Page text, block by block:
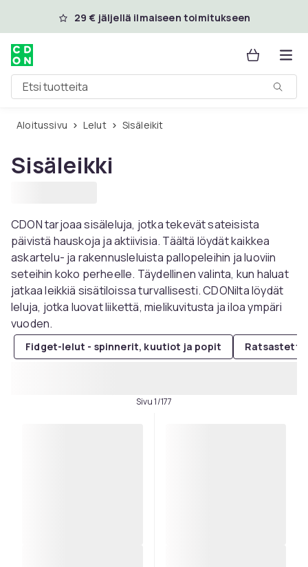
Ohita ja siirry pääsisältöön
29 € jäljellä ilmaiseen toimitukseen
Etsi tuotteita
Aloitussivu Lelut Sisäleikit
Sisäleikki
CDON tarjoaa sisäleluja, jotka tekevät sateisista
päivistä hauskoja ja aktiivisia. Täältä löydät kaikkea
askartelu- ja rakennusleluista pallopeleihin ja luoviin
seteihin koko perheelle. Täydellinen valinta, kun haluat
jatkaa leikkiä sisätiloissa turvallisesti. CDONilta löydät
leluja, jotka luovat liikettä, mielikuvitusta ja iloa ympäri
vuoden.
Fidget-lelut - spinnerit, kuutiot ja popit
Sivu 1/177